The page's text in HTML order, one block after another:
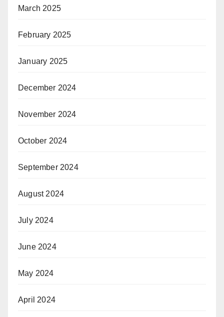
March 2025
February 2025
January 2025
December 2024
November 2024
October 2024
September 2024
August 2024
July 2024
June 2024
May 2024
April 2024